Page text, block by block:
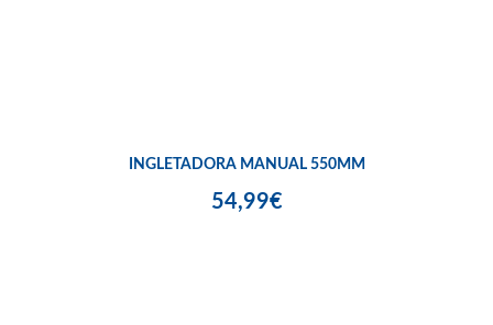
INGLETADORA MANUAL 550MM
54,99€